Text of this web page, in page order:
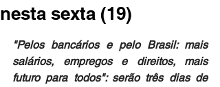
nesta sexta (19)
"Pelos bancários e pelo Brasil: mais
salários, empregos e direitos, mais
futuro para todos": serão três dias de